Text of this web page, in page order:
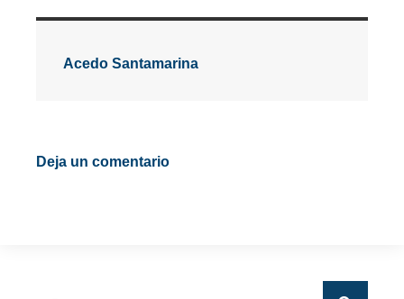
Acedo Santamarina
Deja un comentario